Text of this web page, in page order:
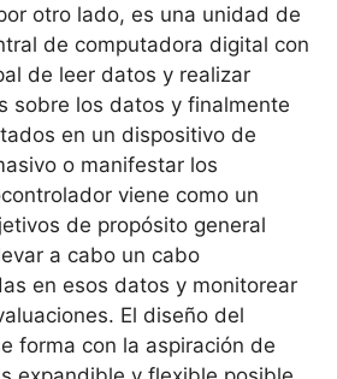
otro lado, es una unidad de
de computadora digital con
de leer datos y realizar
sobre los datos y finalmente
en un dispositivo de
o manifestar los
viene como un
de propósito general
a cabo un cabo
en esos datos y monitorear
El diseño del
forma con la aspiración de